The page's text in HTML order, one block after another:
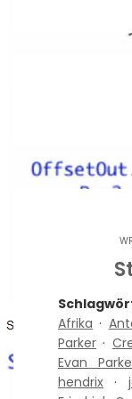
Afrika ·
Parker ·
Evan
hendrix ·